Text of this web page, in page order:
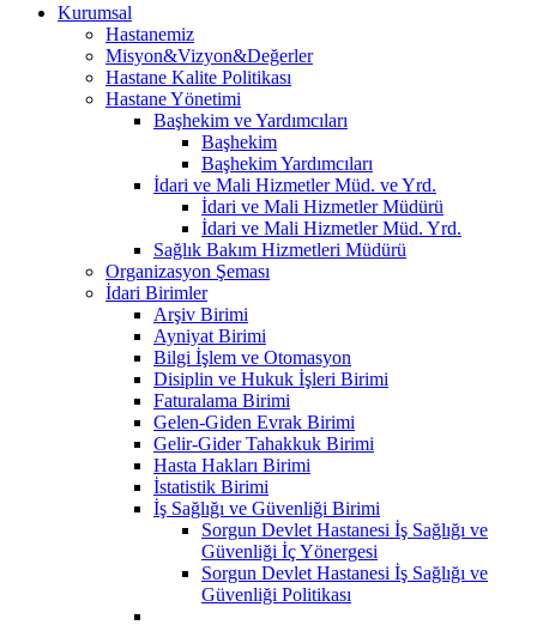
Kurumsal
Hastanemiz
Misyon&Vizyon&Değerler
Hastane Kalite Politikası
Hastane Yönetimi
Başhekim ve Yardımcıları
Başhekim
Başhekim Yardımcıları
İdari ve Mali Hizmetler Müd. ve Yrd.
İdari ve Mali Hizmetler Müdürü
İdari ve Mali Hizmetler Müd. Yrd.
Sağlık Bakım Hizmetleri Müdürü
Organizasyon Şeması
İdari Birimler
Arşiv Birimi
Ayniyat Birimi
Bilgi İşlem ve Otomasyon
Disiplin ve Hukuk İşleri Birimi
Faturalama Birimi
Gelen-Giden Evrak Birimi
Gelir-Gider Tahakkuk Birimi
Hasta Hakları Birimi
İstatistik Birimi
İş Sağlığı ve Güvenliği Birimi
Sorgun Devlet Hastanesi İş Sağlığı ve
Güvenliği İç Yönergesi
Sorgun Devlet Hastanesi İş Sağlığı ve
Güvenliği Politikası